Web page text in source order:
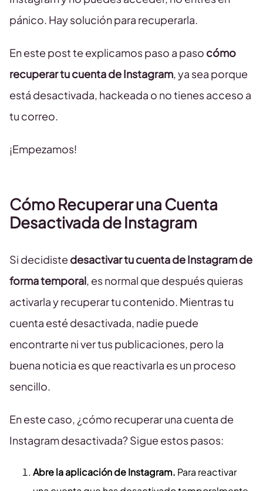
pánico. Hay solución para recuperarla.
En este post te explicamos paso a paso cómo
recuperar tu cuenta de Instagram, ya sea porque
está desactivada, hackeada o no tienes acceso a
tu correo.
¡Empezamos!
Cómo Recuperar una Cuenta
Desactivada de Instagram
Si decidiste desactivar tu cuenta de Instagram de
forma temporal, es normal que después quieras
activarla y recuperar tu contenido. Mientras tu
cuenta esté desactivada, nadie puede
encontrarte ni ver tus publicaciones, pero la
buena noticia es que reactivarla es un proceso
sencillo.
En este caso, ¿cómo recuperar una cuenta de
Instagram desactivada? Sigue estos pasos:
Abre la aplicación de Instagram. Para reactivar